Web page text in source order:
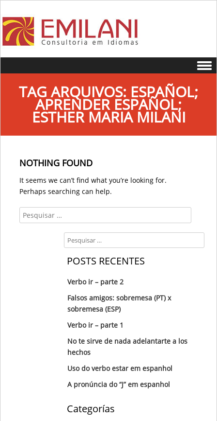
TAG ARQUIVOS: ESPAÑOL;
APRENDER ESPAÑOL;
ESTHER MARIA MILANI
NOTHING FOUND
It seems we can’t find what you’re looking for.
Perhaps searching can help.
Search
Search
POSTS RECENTES
Verbo ir – parte 2
Falsos amigos: sobremesa (PT) x
sobremesa (ESP)
Verbo ir – parte 1
No te sirve de nada adelantarte a los
hechos
Uso do verbo estar em espanhol
A pronúncia do “J” em espanhol
Categorías